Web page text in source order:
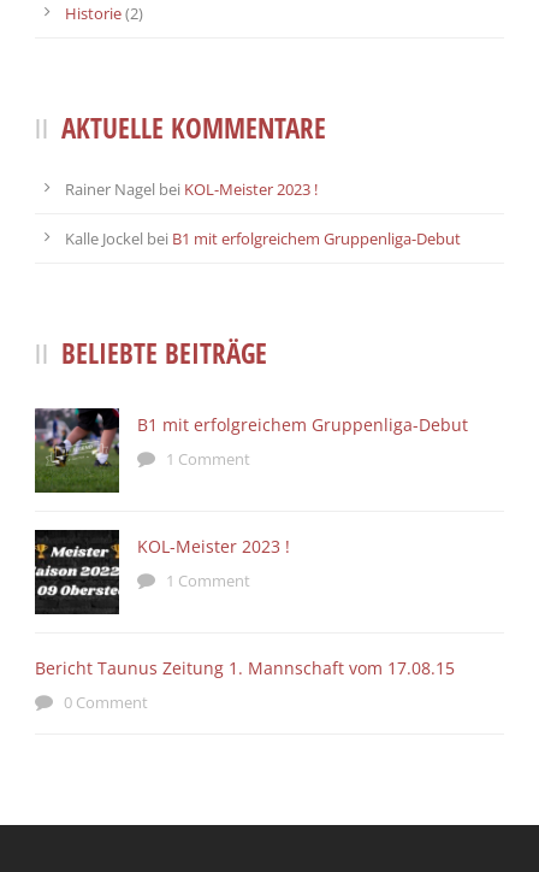
Historie(2)
AKTUELLE KOMMENTARE
Rainer Nagel bei KOL-Meister 2023 !
Kalle Jockel bei B1 mit erfolgreichem Gruppenliga-Debut
BELIEBTE BEITRÄGE
B1 mit erfolgreichem Gruppenliga-Debut
1 Comment
KOL-Meister 2023 !
1 Comment
Bericht Taunus Zeitung 1. Mannschaft vom 17.08.15
0 Comment